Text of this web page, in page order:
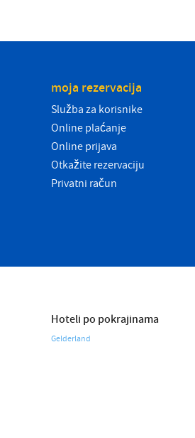
moja rezervacija
Služba za korisnike
Online plaćanje
Online prijava
Otkažite rezervaciju
Privatni račun
Hoteli po pokrajinama
Gelderland